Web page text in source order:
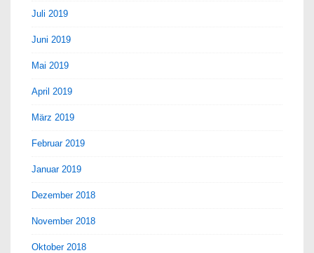
Juli 2019
Juni 2019
Mai 2019
April 2019
März 2019
Februar 2019
Januar 2019
Dezember 2018
November 2018
Oktober 2018